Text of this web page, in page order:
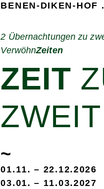
BENEN-DIKEN-HOF
2 Übernachtungen zu
VerwöhnZeiten
ZEIT
~
01.11. – 22.12.2026
03.01. – 11.03.2027